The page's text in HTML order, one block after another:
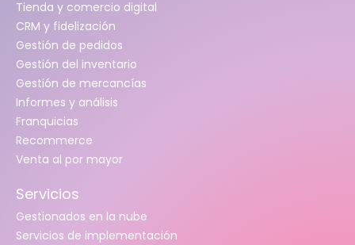
Tienda y comercio digital
CRM y fidelización
Gestión de pedidos
Gestión del inventario
Gestión de mercancías
Informes y análisis
Franquicias
Recommerce
Venta al por mayor
Servicios
Gestionados en la nube
Servicios de implementación